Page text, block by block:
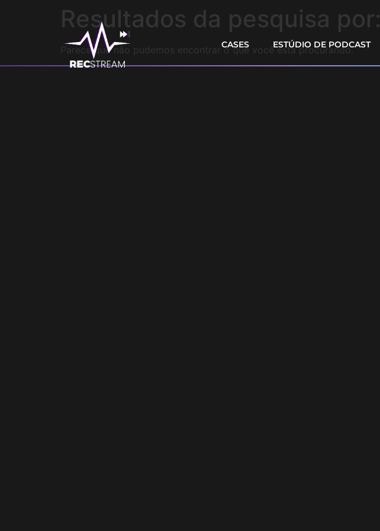
CASES ESTÚDIO DE PODCAST
Resultados da pesquisa por:
Parece que não pudemos encontrar o que você está procurando.